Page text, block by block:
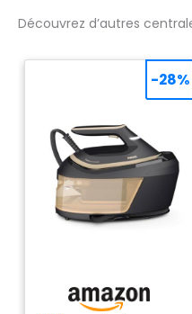
Découvrez d’autres
-28%